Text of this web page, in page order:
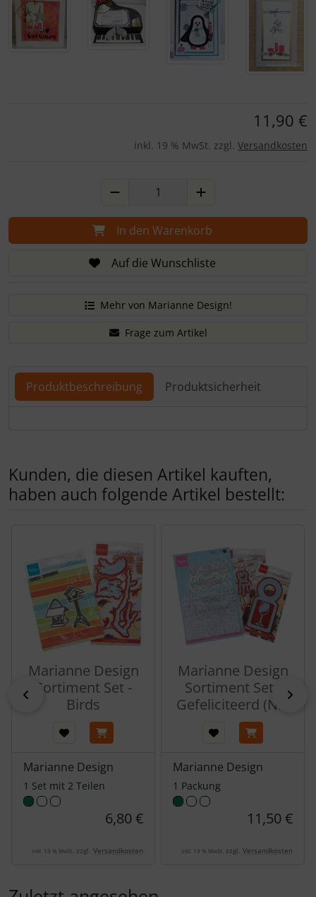
11,90 €
inkl. 19 % MwSt. zzgl. Versandkosten
In den Warenkorb
Auf die Wunschliste
Mehr von Marianne Design!
Frage zum Artikel
Produktbeschreibung Produktsicherheit
Kunden, die diesen Artikel kauften,
haben auch folgende Artikel bestellt:
zurück
Marianne Design
Sortiment Set -
Birds
Marianne Design
1 Set mit 2 Teilen
6,80 €
inkl. 19 % MwSt. zzgl. Versandkosten
Marianne Design
Sortiment Set -
Gefeliciteerd (NL)
Marianne Design
1 Packung
11,50 €
inkl. 19 % MwSt. zzgl. Versandkosten